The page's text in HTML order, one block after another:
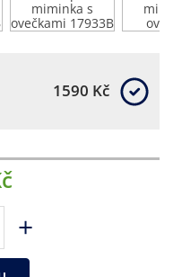
1590 Kč
+